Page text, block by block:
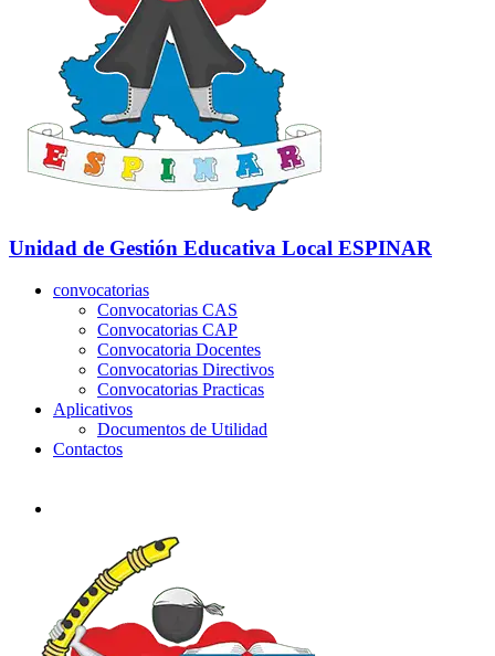
Unidad de Gestión Educativa Local ESPINAR
convocatorias
Convocatorias CAS
Convocatorias CAP
Convocatoria Docentes
Convocatorias Directivos
Convocatorias Practicas
Aplicativos
Documentos de Utilidad
Contactos